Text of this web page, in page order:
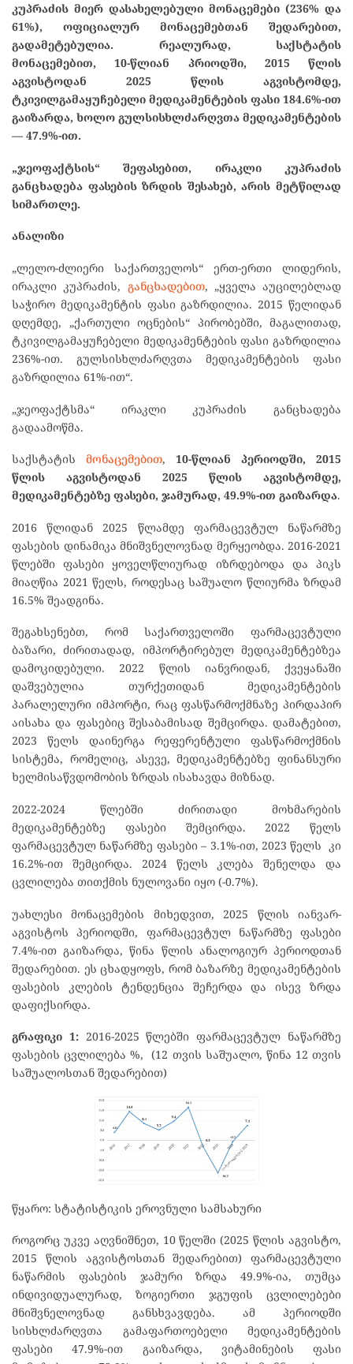
კუპრაძის მიერ დასახელებული მონაცემები (236% და
61%), ოფიციალურ მონაცემებთან შედარებით,
გადამეტებულია. რეალურად, საქსტატის
მონაცემებით, 10-წლიან პრიოდში, 2015 წლის
აგვისტოდან 2025 წლის აგვისტომდე,
ტკივილგამაყუჩებელი მედიკამენტების ფასი 184.6%-ით
გაიზარდა, ხოლო გულსისხლძარღვთა მედიკამენტების
— 47.9%-ით.
„ჯეოფაქტსის“ შეფასებით, ირაკლი კუპრაძის
განცხადება ფასების ზრდის შესახებ, არის მეტწილად
სიმართლე.
ანალიზი
„ლელო-ძლიერი საქართველოს“ ერთ-ერთი ლიდერის,
ირაკლი კუპრაძის, განცხადებით, „ყველა აუცილებლად
საჭირო მედიკამენტის ფასი გაზრდილია. 2015 წელიდან
დღემდე, „ქართული ოცნების“ პირობებში, მაგალითად,
ტკივილგამაყუჩებელი მედიკამენტების ფასი გაზრდილია
236%-ით. გულსისხლძარღვთა მედიკამენტების ფასი
გაზრდილია 61%-ით“.
„ჯეოფაქტსმა“ ირაკლი კუპრაძის განცხადება
გადაამოწმა.
საქსტატის მონაცემებით, 10-წლიან პერიოდში, 2015
წლის აგვისტოდან 2025 წლის აგვისტომდე,
მედიკამენტებზე ფასები, ჯამურად, 49.9%-ით გაიზარდა.
2016 წლიდან 2025 წლამდე ფარმაცევტულ ნაწარმზე
ფასების დინამიკა მნიშვნელოვნად მერყეობდა. 2016-2021
წლებში ფასები ყოველწლიურად იზრდებოდა და პიკს
მიაღწია 2021 წელს, როდესაც საშუალო წლიურმა ზრდამ
16.5% შეადგინა.
შეგახსენებთ, რომ საქართველოში ფარმაცევტული
ბაზარი, ძირითადად, იმპორტირებულ მედიკამენტებზეა
დამოკიდებული. 2022 წლის იანვრიდან, ქვეყანაში
დაშვებულია თურქეთიდან მედიკამენტების
პარალელური იმპორტი, რაც ფასწარმოქმნაზე პირდაპირ
აისახა და ფასებიც შესაბამისად შემცირდა. დამატებით,
2023 წელს დაინერგა რეფერენტული ფასწარმოქმნის
სისტემა, რომელიც, ასევე, მედიკამენტებზე ფინანსური
ხელმისაწვდომობის ზრდას ისახავდა მიზნად.
2022-2024 წლებში ძირითადი მოხმარების
მედიკამენტებზე ფასები შემცირდა. 2022 წელს
ფარმაცევტულ ნაწარმზე ფასები – 3.1%-ით, 2023 წელს კი
16.2%-ით შემცირდა. 2024 წელს კლება შენელდა და
ცვლილება თითქმის ნულოვანი იყო (-0.7%).
უახლესი მონაცემების მიხედვით, 2025 წლის იანვარ-
აგვისტოს პერიოდში, ფარმაცევტულ ნაწარმზე ფასები
7.4%-ით გაიზარდა, წინა წლის ანალოგიურ პერიოდთან
შედარებით. ეს ცხადყოფს, რომ ბაზარზე მედიკამენტების
ფასების კლების ტენდენცია შეჩერდა და ისევ ზრდა
დაფიქსირდა.
გრაფიკი 1:2016-2025 წლებში ფარმაცევტულ ნაწარმზე
ფასების ცვლილება %, (12 თვის საშუალო, წინა 12 თვის
საშუალოსთან შედარებით)
წყარო: სტატისტიკის ეროვნული სამსახური
როგორც უკვე აღვნიშნეთ, 10 წელში (2025 წლის აგვისტო,
2015 წლის აგვისტოსთან შედარებით) ფარმაცევტული
ნაწარმის ფასების ჯამური ზრდა 49.9%-ია, თუმცა
ინდივიდუალურად, ზოგიერთი ჯგუფის ცვლილებები
მნიშვნელოვნად განსხვავდება. ამ პერიოდში
სისხლძარღვთა გამაფართოებელი მედიკამენტების
ფასები 47.9%-ით გაიზარდა, ვიტამინების ფასი